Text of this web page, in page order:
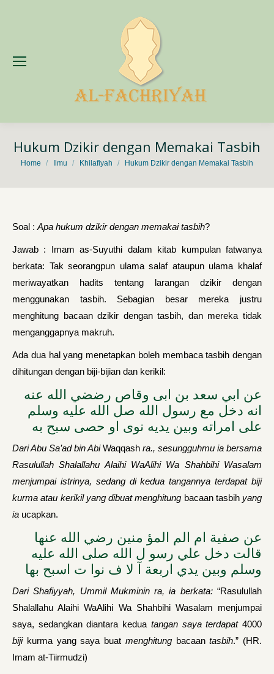
Hukum Dzikir dengan Memakai Tasbih
You are here:
Home Ilmu Khilafiyah Hukum Dzikir dengan Memakai Tasbih
Soal : Apa hukum dzikir dengan memakai tasbih?
Jawab : Imam as-Suyuthi dalam kitab kumpulan fatwanya
berkata: Tak seorangpun ulama salaf ataupun ulama khalaf
meriwayatkan hadits tentang larangan dzikir dengan
menggunakan tasbih. Sebagian besar mereka justru
menghitung bacaan dzikir dengan tasbih, dan mereka tidak
menganggapnya makruh.
Ada dua hal yang menetapkan boleh membaca tasbih dengan
dihitungan dengan biji-bijian dan kerikil:
عن ابي سعد بن ابى وقاص رضضي الله عنه
انه دخل مع رسول الله صل الله عليه وسلم
على امراته وبين يديه نوى او حصى سبح به
Dari Abu Sa’ad bin AbiWaqqash ra., sesungguhmu ia bersama
Rasulullah Shalallahu Alaihi WaAlihi Wa Shahbihi Wasalam
menjumpai istrinya, sedang di kedua tangannya terdapat biji
kurma atau kerikil yang dibuat menghitung bacaan tasbih yang
ia ucapkan.
عن صفية ام الم المؤ منين رضي الله عنها
قالت دخل علي رسو ل الله صلى الله عليه
وسلم وبين يدي اربعة آ لا ف نوا ت اسبح بها
Dari Shafiyyah, Ummil Mukminin ra, ia berkata:“Rasulullah
Shalallahu Alaihi WaAlihi Wa Shahbihi Wasalam menjumpai
saya, sedangkan diantara kedua tangan saya terdapat4000
bijikurma yang saya buat menghitungbacaantasbih.” (HR.
Imam at-Tiirmudzi)